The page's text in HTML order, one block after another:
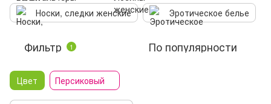
Носки, следки женские
Эротическое белье
Фильтр 1 По популярности
Цвет Персиковый